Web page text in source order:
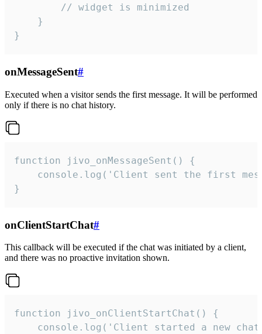
        // widget is minimized
    }
}
onMessageSent#
Executed when a visitor sends the first message. It will be performed
only if there is no chat history.
function jivo_onMessageSent() {
console.log('Client sent the first
}
onClientStartChat#
This callback will be executed if the chat was initiated by a client,
and there was no proactive invitation shown.
function jivo_onClientStartChat() {
console.log('Client started a new